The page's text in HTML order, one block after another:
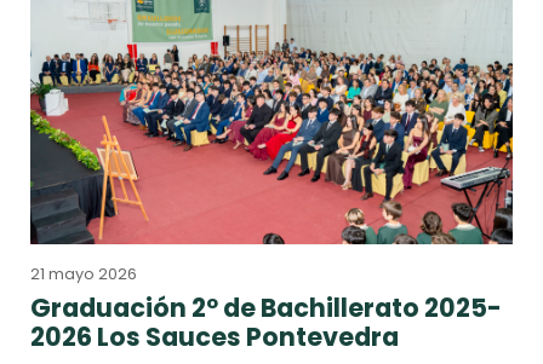
21 mayo 2026
Graduación 2º de Bachillerato 2025-
2026 Los Sauces Pontevedra